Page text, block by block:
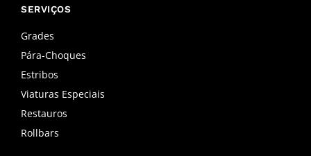
b
o
k
-
f
a
m
SERVIÇOS
Grades
Pára-Choques
Estribos
Viaturas Especiais
Restauros
Rollbars